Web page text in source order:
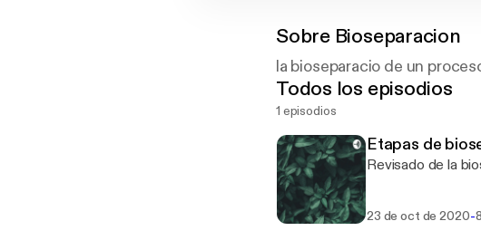
Sobre Bioseparacion
la bioseparacio de un
Todos los episodios
1 episodios
Etapas de
Revisado de la
23 de oct de 2020-